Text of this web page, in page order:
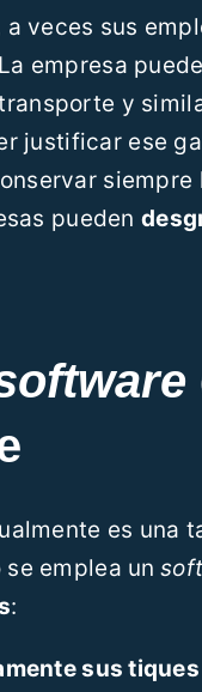
veces sus
empresa
y
justificar ese
pueden
es una
emplea un
:
sus tiques